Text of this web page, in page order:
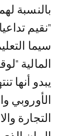
بالنسبة
"نقيم
سيما
المالية
يبدو أنها
التجارة